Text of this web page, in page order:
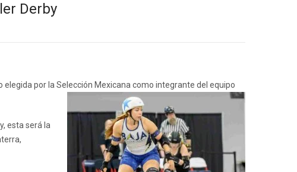
Derby
por la Selección Mexicana como integrante del equipo
esta será la